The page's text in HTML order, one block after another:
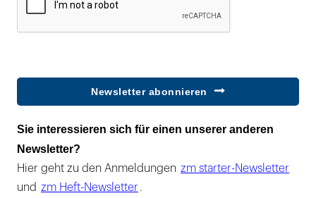
Newsletter abonnieren
Sie interessieren sich für einen unserer anderen
Newsletter?
Hier geht zu den Anmeldungen zm starter-Newsletter
und zm Heft-Newsletter .